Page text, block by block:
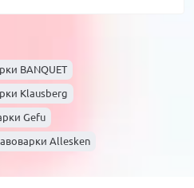
BANQUET
Klausberg
Gefu
Allesken